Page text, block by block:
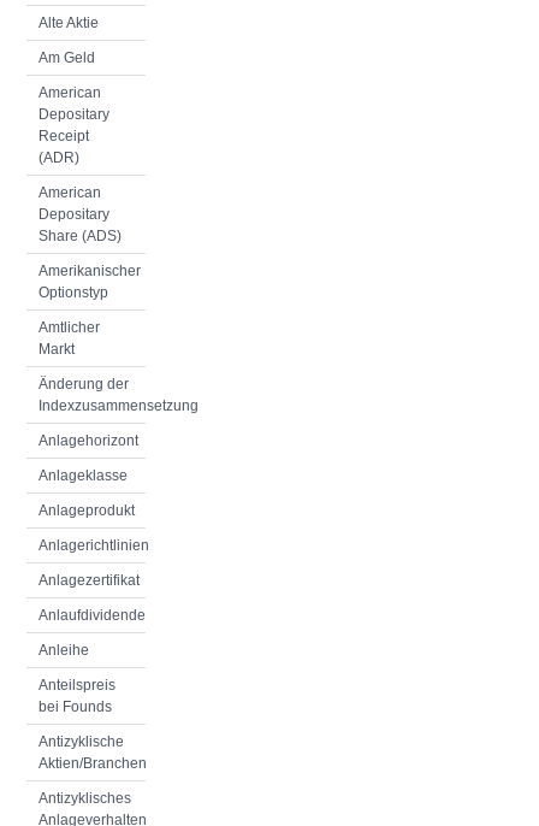
Alte Aktie
Am Geld
American
Depositary
Receipt
(ADR)
American
Depositary
Share (ADS)
Amerikanischer
Optionstyp
Amtlicher
Markt
Änderung der
Indexzusammensetzung
Anlagehorizont
Anlageklasse
Anlageprodukt
Anlagerichtlinien
Anlagezertifikat
Anlaufdividende
Anleihe
Anteilspreis
bei Founds
Antizyklische
Aktien/Branchen
Antizyklisches
Anlageverhalten